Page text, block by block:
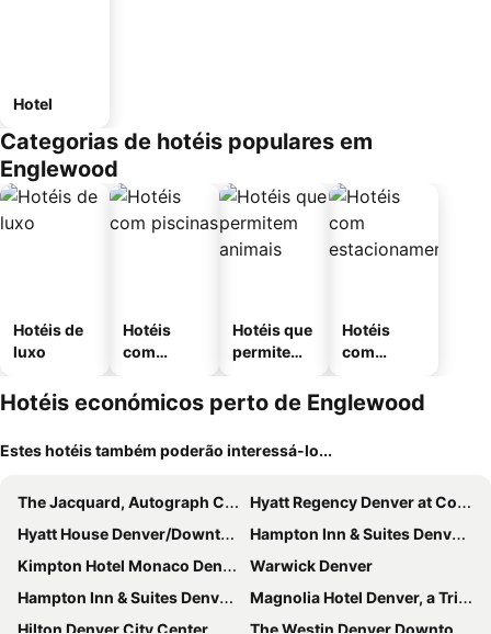
Hotel
Categorias de hotéis populares em
Englewood
Hotéis de
luxo
Hotéis
com
Hotéis que
permitem
Hotéis
com
mento
Hotéis económicos perto de Englewood
Estes hotéis também poderão interessá-lo...
The Jacquard, Autograph Collection
Hyatt Regency Denver at Colorado Convention Center
Hyatt House Denver/Downtown
Hampton Inn & Suites Denver Downtown-Convention Center
Kimpton Hotel Monaco Denver By Ihg
Warwick Denver
Hampton Inn & Suites Denver-Downtown
Magnolia Hotel Denver, a Tribute Portfolio Hotel
Hilton Denver City Center
The Westin Denver Downtown